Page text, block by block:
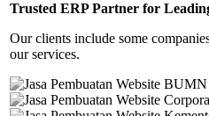
Trusted ERP Partner for
Our clients include some
our services.